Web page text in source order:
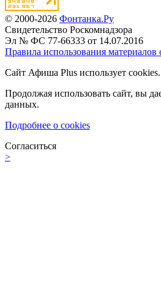
© 2000-2026 Фонтанка.Ру
Свидетельство Роскомнадзора
Эл № ФС 77-66333 от 14.07.2016
Правила использования материалов
Сайт Афиша Plus использует cookies.
Продолжая использовать сайт, вы
данных.
Подробнее о cookies
Согласиться
>